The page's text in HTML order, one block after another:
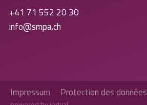
+41 71 552 20 30
info@smpa.ch
Impressum Protection des données